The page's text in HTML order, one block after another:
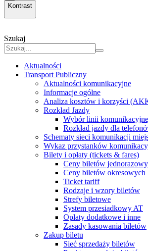
Kontrast
Szukaj
Aktualności
Transport Publiczny
Aktualności komunikacyjne
Informacje ogólne
Analiza kosztów i korzyści
Rozkład Jazdy
Wybór linii
Rozkład jazdy dla
Schematy sieci komunikacji
Wykaz przystanków
Bilety i opłaty (tickets & fares)
Ceny biletów
Ceny biletów okresowych
Ticket tariff
Rodzaje i wzory biletów
Strefy biletowe
System przesiadkowy AT
Opłaty dodatkowe i inne
Zasady kasowania biletów
Zakup biletu
Sieć sprzedaży biletów